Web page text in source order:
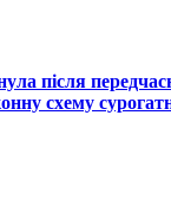
після
схему